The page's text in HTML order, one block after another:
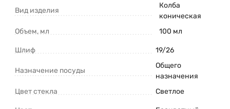
Вид изделия
Колба
коническая
Объем, мл
100 мл
Шлиф 19/26
Назначение посуды
Общего
назначения
Цвет стекла
Светлое